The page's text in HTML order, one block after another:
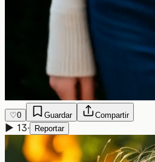
♡0 Guardar Compartir
▶ 13· Reportar